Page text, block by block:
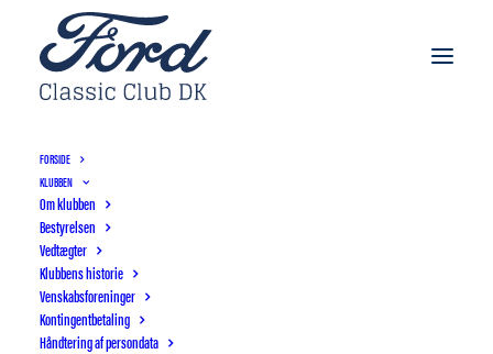
FORSIDE
KLUBBEN
Om klubben
Bestyrelsen
Vedtægter
Klubbens historie
Venskabsforeninger
Kontingentbetaling
Håndtering af persondata